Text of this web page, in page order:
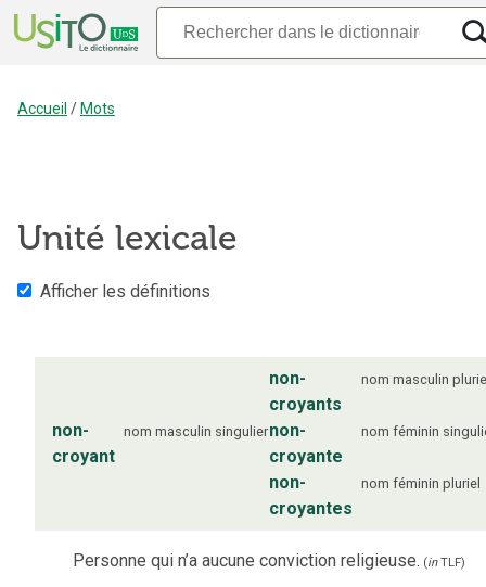
Accueil / Mots
Unité lexicale
Afficher les définitions
non-
croyant
nom masculin singulier
non-
croyants
nom masculin
non-
croyante
nom féminin
non-
croyantes
nom féminin pluriel
Personne qui n’a aucune conviction religieuse. (inTLF)